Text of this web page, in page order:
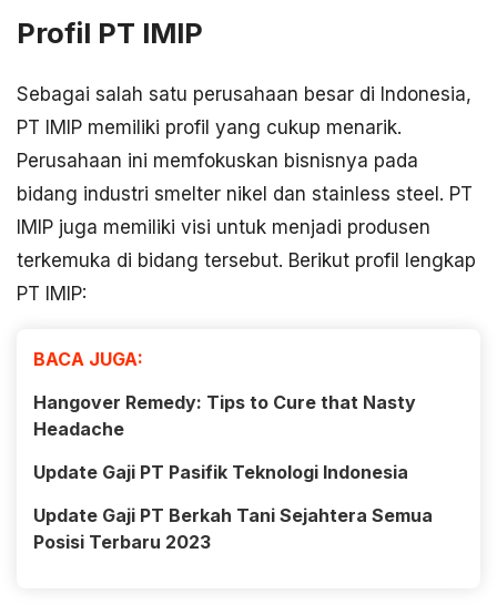
Profil PT IMIP
Sebagai salah satu perusahaan besar di Indonesia,
PT IMIP memiliki profil yang cukup menarik.
Perusahaan ini memfokuskan bisnisnya pada
bidang industri smelter nikel dan stainless steel. PT
IMIP juga memiliki visi untuk menjadi produsen
terkemuka di bidang tersebut. Berikut profil lengkap
PT IMIP:
BACA JUGA:
Hangover Remedy: Tips to Cure that Nasty
Headache
Update Gaji PT Pasifik Teknologi Indonesia
Update Gaji PT Berkah Tani Sejahtera Semua
Posisi Terbaru 2023